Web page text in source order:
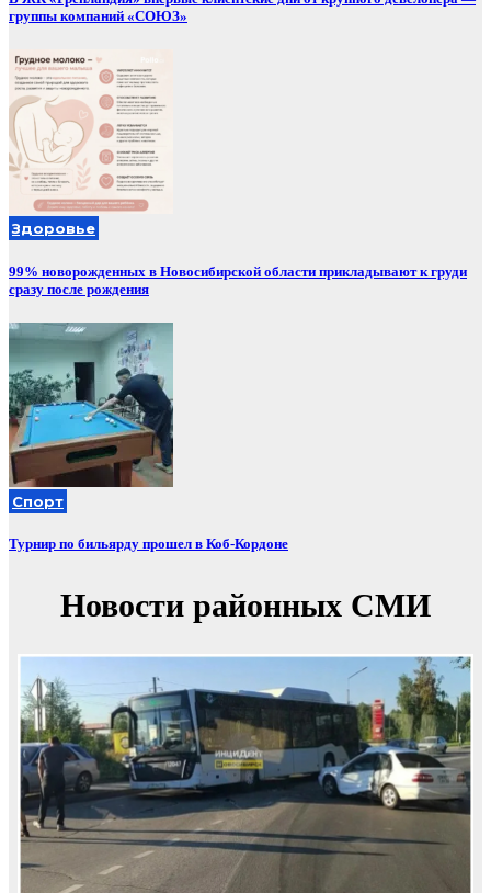
группы компаний «СОЮЗ»
Здоровье
99% новорожденных в Новосибирской области прикладывают к груди
сразу после рождения
Спорт
Турнир по бильярду прошел в Коб-Кордоне